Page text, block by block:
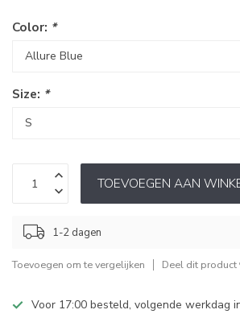
Color: *
Size: *
TOEVOEGEN AAN
1-2 dagen
Toevoegen om te vergelijken Deel dit product
Voor 17:00 besteld, volgende werkdag